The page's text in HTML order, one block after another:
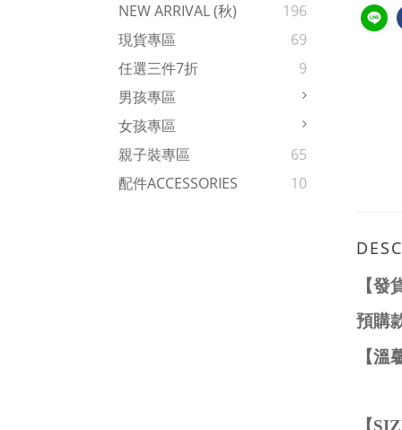
NEW ARRIVAL (秋)
196
現貨專區
69
任選三件7折
9
男孩專區
女孩專區
親子裝專區
65
配件ACCESSORIES
10
【發
預購
【溫